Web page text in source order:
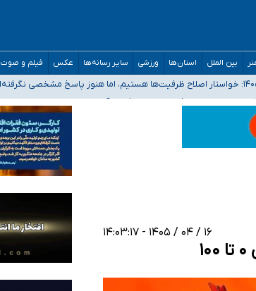
بین الملل استان‌ها ورزشی سایر رسانه‌ها عکس فیلم و صوت
عملیات و دکترای تخصصی جغرافیای نظامی دافوس آجا
از آستانه هشدار
۱۶ / ۰۴ / ۱۴۰۵ - ۱۴:۰۳:۱۷